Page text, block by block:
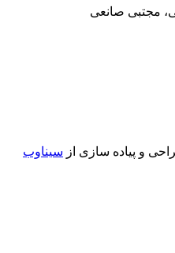
مجتبی صانعی
و پیاده سازی از سیناوب